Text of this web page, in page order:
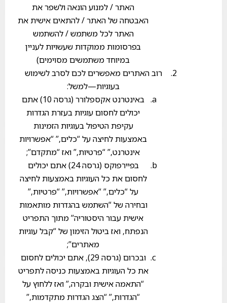
האתר / למנוע הונאה ולשפר את
האבטחה של האתר / להתאים אישית את
האתר לכל משתמש / להשתמש
בפרסומות ממוקדות שעשויות לעניין
במיוחד משתמשים מסוימים)
רוב האתרים מאפשרים לכם לסרב לשימוש
בעוגיות—למשל:
באינטרנט אקספלורר (גרסה 10) אתם
יכולים לחסום עוגיות בעזרת הגדרות
עקיפת הטיפול בעוגיות הזמינות
באמצעות לחיצה על “כלים,” “אפשרויות
אינטרנט,” “פרטיות,” ואז “מתקדם”;
בפיירפוקס (גרסה 24) אתם יכולים
לחסום את כל העוגיות באמצעות לחיצה
על “כלים,” “אפשרויות,” “פרטיות,”
ובחירה של “השתמש בהגדרות מותאמות
אישית עבור היסטוריה” מתוך התפריט
הנפתח, ואז ביטול הזימון של “קבל עוגיות
מאתרים”;
ובכרום (גרסה 29), אתם יכולים לחסום
את כל העוגיות באמצעות כניסה לתפריט
“התאמה אישית ובקרה,” ואז ללחוץ על
“הגדרות,” “הצג הגדרות מתקדמות,”